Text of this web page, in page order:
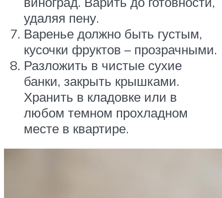
удаляя пену.
Варенье должно быть густым,
кусочки фруктов – прозрачными.
Разложить в чистые сухие
банки, закрыть крышками.
Хранить в кладовке или в
любом темном прохладном
месте в квартире.